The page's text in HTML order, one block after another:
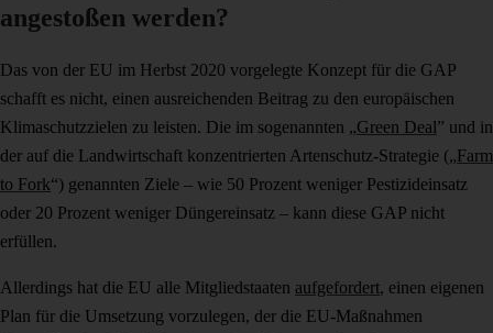
angestoßen werden?
Das von der EU im Herbst 2020 vorgelegte Konzept für die GAP
schafft es nicht, einen ausreichenden Beitrag zu den europäischen
Klimaschutzzielen zu leisten. Die im sogenannten „Green Deal” und in
der auf die Landwirtschaft konzentrierten Artenschutz-Strategie („Farm
to Fork“) genannten Ziele – wie 50 Prozent weniger Pestizideinsatz
oder 20 Prozent weniger Düngereinsatz – kann diese GAP nicht
erfüllen.
Allerdings hat die EU alle Mitgliedstaaten aufgefordert, einen eigenen
Plan für die Umsetzung vorzulegen, der die EU-Maßnahmen